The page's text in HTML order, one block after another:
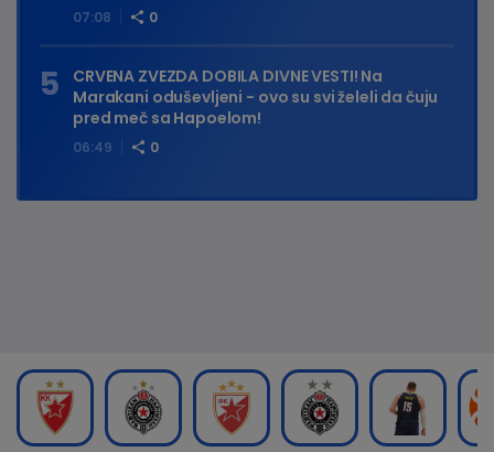
07:08 0
06:49 0
CRVENA ZVEZDA DOBILA DIVNE VESTI! Na
Marakani oduševljeni - ovo su svi želeli da čuju
pred meč sa Hapoelom!